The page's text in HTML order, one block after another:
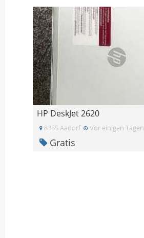
HP DeskJet 2620
8355 Aadorf Vor einigen Tagen
Gratis